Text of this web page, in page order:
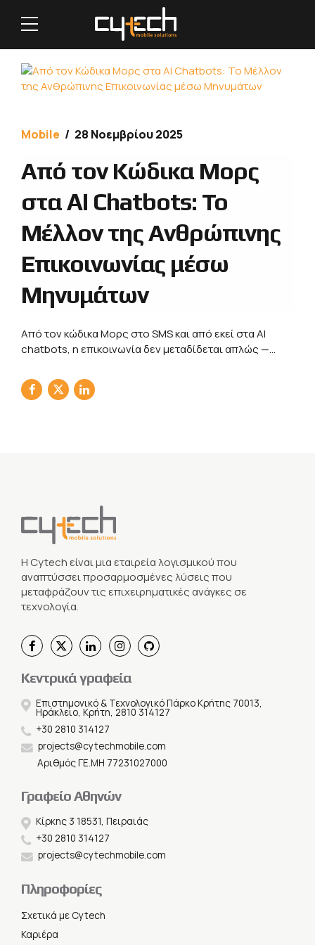
Mobile 28 Νοεμβρίου 2025
Από τον Κώδικα Μορς
στα AI Chatbots: Το
Μέλλον της Ανθρώπινης
Επικοινωνίας μέσω
Μηνυμάτων
Από τον κώδικα Μορς στο SMS και από εκεί στα AI
chatbots, η επικοινωνία δεν μεταδίδεται απλώς —
πώς η τεχνητή νοημοσύνη μετατρέπει το chat σε
ψηφιακό συνεργάτη.
Η Cytech είναι μια εταιρεία λογισμικού που
αναπτύσσει προσαρμοσμένες λύσεις που
μεταφράζουν τις επιχειρηματικές ανάγκες σε
τεχνολογία.
Κεντρικά γραφεία
Επιστημονικό & Τεχνολογικό Πάρκο Κρήτης 70013,
Ηράκλειο, Κρήτη, 2810 314127
+30 2810 314127
projects@cytechmobile.com
Αριθμός ΓΕ.ΜΗ 77231027000
Γραφείο Αθηνών
Κίρκης 3 18531, Πειραιάς
+30 2810 314127
projects@cytechmobile.com
Πληροφορίες
Σχετικά με Cytech
Καριέρα